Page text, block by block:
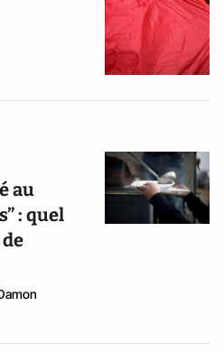
au
: quel